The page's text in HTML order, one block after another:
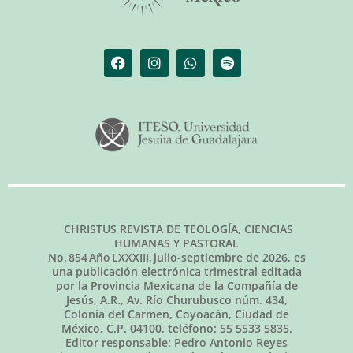
CHRISTUS REVISTA DE TEOLOGÍA, CIENCIAS
HUMANAS Y PASTORAL
No.854Año LXXXIII, julio-septiembre de 2026, es
una publicación electrónica trimestral editada
por la Provincia Mexicana de la Compañía de
Jesús, A.R., Av. Río Churubusco núm. 434,
Colonia del Carmen, Coyoacán, Ciudad de
México, C.P. 04100, teléfono: 55 5533 5835.
Editor responsable: Pedro Antonio Reyes